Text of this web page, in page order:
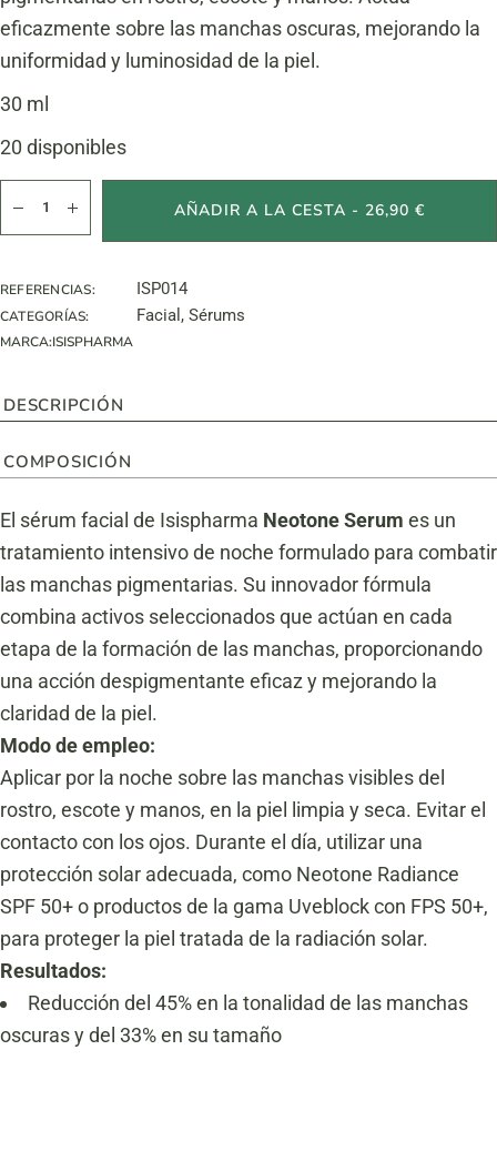
eficazmente sobre las manchas oscuras, mejorando la
uniformidad y luminosidad de la piel.
30 ml
20 disponibles
AÑADIR A LA CESTA - 26,90 €
REFERENCIAS: ISP014
CATEGORÍAS: Facial , Sérums
MARCA:ISISPHARMA
DESCRIPCIÓN
COMPOSICIÓN
El sérum facial de Isispharma Neotone Serum es un
tratamiento intensivo de noche formulado para combatir
las manchas pigmentarias. Su innovador fórmula
combina activos seleccionados que actúan en cada
etapa de la formación de las manchas, proporcionando
una acción despigmentante eficaz y mejorando la
claridad de la piel.
Modo de empleo:
Aplicar por la noche sobre las manchas visibles del
rostro, escote y manos, en la piel limpia y seca. Evitar el
contacto con los ojos. Durante el día, utilizar una
protección solar adecuada, como Neotone Radiance
SPF 50+ o productos de la gama Uveblock con FPS 50+,
para proteger la piel tratada de la radiación solar.
Resultados:
Reducción del 45% en la tonalidad de las manchas
oscuras y del 33% en su tamaño